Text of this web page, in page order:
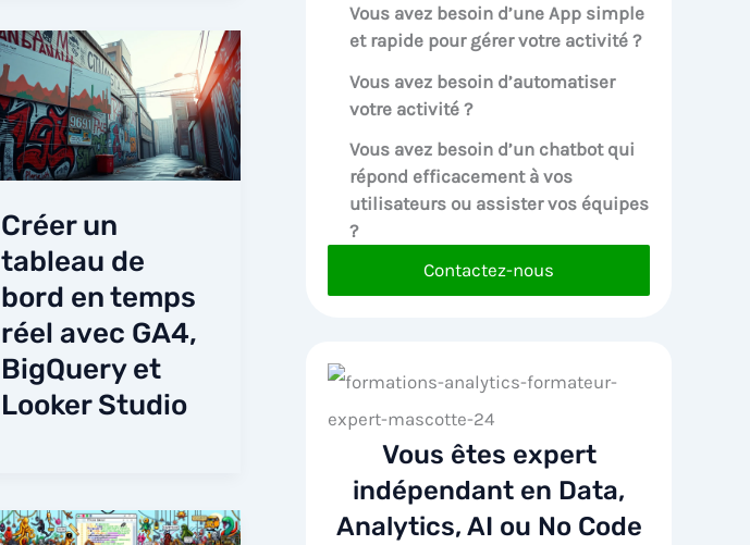
Créer un
tableau de
bord en temps
réel avec GA4,
BigQuery et
Looker Studio
Vous avez besoin d’une App simple
et rapide pour gérer votre activité ?
Vous avez besoin d’automatiser
votre activité ?
Vous avez besoin d’un chatbot qui
répond efficacement à vos
utilisateurs ou assister vos équipes
?
Contactez-nous
Vous êtes expert
indépendant en Data,
Analytics, AI ou No Code